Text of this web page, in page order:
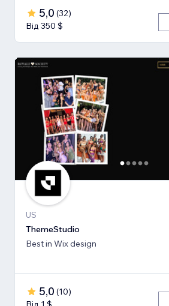
5,0 (32)
Від 350 $
US
ThemeStudio
Best in Wix design
5,0 (10)